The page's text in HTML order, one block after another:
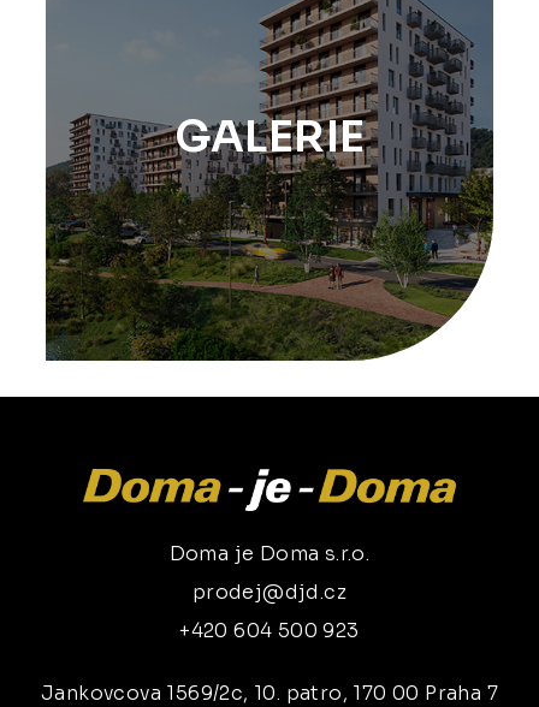
GALERIE
Doma je Doma s.r.o.
prodej@djd.cz
+420 604 500 923
Jankovcova 1569/2c, 10. patro, 170 00 Praha 7